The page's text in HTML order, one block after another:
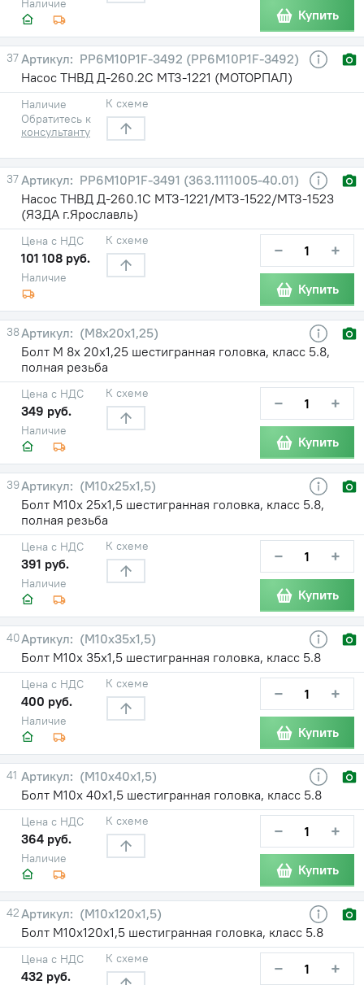
Наличие
Купить
37
PP6M10P1F-3492 (РР6М10Р1F-3492)
Насос ТНВД Д-260.2С МТЗ-1221 (МОТОРПАЛ)
Наличие
Обратитесь к
консультанту
К схеме
37
PP6M10P1F-3491 (363.1111005-40.01)
Насос ТНВД Д-260.1С МТЗ-1221/МТЗ-1522/МТЗ-1523
(ЯЗДА г.Ярославль)
Наличие
Цена с НДС
101 108 руб.
К схеме − +
Купить
38
(М8х20х1,25)
Болт М 8х 20х1,25 шестигранная головка, класс 5.8,
полная резьба
Наличие
Цена с НДС
349 руб.
К схеме − +
Купить
39
(М10х25х1,5)
Болт М10х 25х1,5 шестигранная головка, класс 5.8,
полная резьба
Наличие
Цена с НДС
391 руб.
К схеме − +
Купить
40
(М10х35х1,5)
Болт М10х 35х1,5 шестигранная головка, класс 5.8
Наличие
Цена с НДС
400 руб.
К схеме − +
Купить
41
(М10х40х1,5)
Болт М10х 40х1,5 шестигранная головка, класс 5.8
Наличие
Цена с НДС
364 руб.
К схеме − +
Купить
42
(М10х120х1,5)
Болт М10х120х1,5 шестигранная головка, класс 5.8
Цена с НДС
432 руб.
К схеме − +